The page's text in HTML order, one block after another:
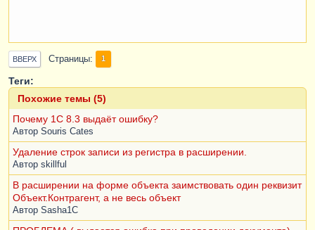
ВВЕРХ Страницы 1
Теги:
Похожие темы (5)
Почему 1С 8.3 выдаёт ошибку?
Автор Souris Cates
Удаление строк записи из регистра в расширении.
Автор skillful
В расширении на форме объекта заимствовать один реквизит
Объект.Контрагент, а не весь объект
Автор Sasha1C